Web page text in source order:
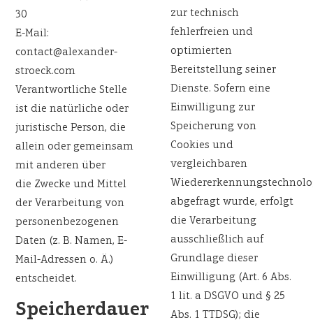
30
E-Mail:
contact@alexander-
stroeck.com
Verantwortliche Stelle
ist die natürliche oder
juristische Person, die
allein oder gemeinsam
mit anderen über
die Zwecke und Mittel
der Verarbeitung von
personenbezogenen
Daten (z. B. Namen, E-
Mail-Adressen o. Ä.)
entscheidet.
Speicherdauer
zur technisch
fehlerfreien und
optimierten
Bereitstellung seiner
Dienste. Sofern eine
Einwilligung zur
Speicherung von
Cookies und
vergleichbaren
abgefragt wurde, erfolgt
die Verarbeitung
ausschließlich auf
Grundlage dieser
Einwilligung (Art. 6 Abs.
1 lit. a DSGVO und § 25
Abs. 1 TTDSG); die